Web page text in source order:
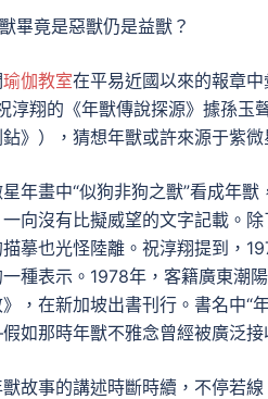
畢竟是惡獸仍是益獸？
瑜伽教室在平易近國以來的報章
淳翔的《年獸傳說探源》據孫玉
》），猜想年獸或許來源于紫
年畫中“似狗非狗之獸”看成年
向沒有比擬威望的文字記載。
摹也光怪陸離。祝淳翔提到，
種表示。1978年，客籍廣東潮
》，在新加坡出書刊行。書名中
如那時年獸不雅念曾經被廣泛接
故事的講述時斷時續，不停若